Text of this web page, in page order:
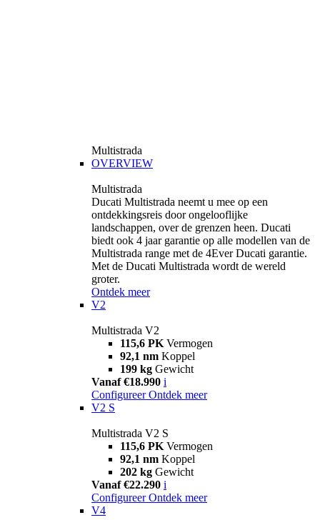
Multistrada
OVERVIEW
Multistrada
Ducati Multistrada neemt u mee op een
ontdekkingsreis door ongelooflijke
landschappen, over de grenzen heen. Ducati
biedt ook 4 jaar garantie op alle modellen van de
Multistrada range met de 4Ever Ducati garantie.
Met de Ducati Multistrada wordt de wereld
groter.
Ontdek meer
V2
Multistrada V2
115,6 PK Vermogen
92,1 nm Koppel
199 kg Gewicht
Vanaf €18.990 i
Configureer Ontdek meer
V2 S
Multistrada V2 S
115,6 PK Vermogen
92,1 nm Koppel
202 kg Gewicht
Vanaf €22.290 i
Configureer Ontdek meer
V4